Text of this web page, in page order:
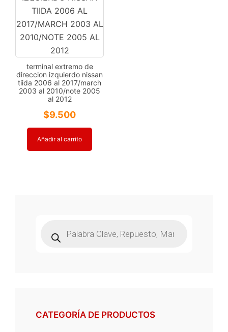
terminal extremo de
direccion izquierdo nissan
tiida 2006 al 2017/march
2003 al 2010/note 2005
al 2012
$9.500
Añadir al carrito
productos
CATEGORÍA DE PRODUCTOS